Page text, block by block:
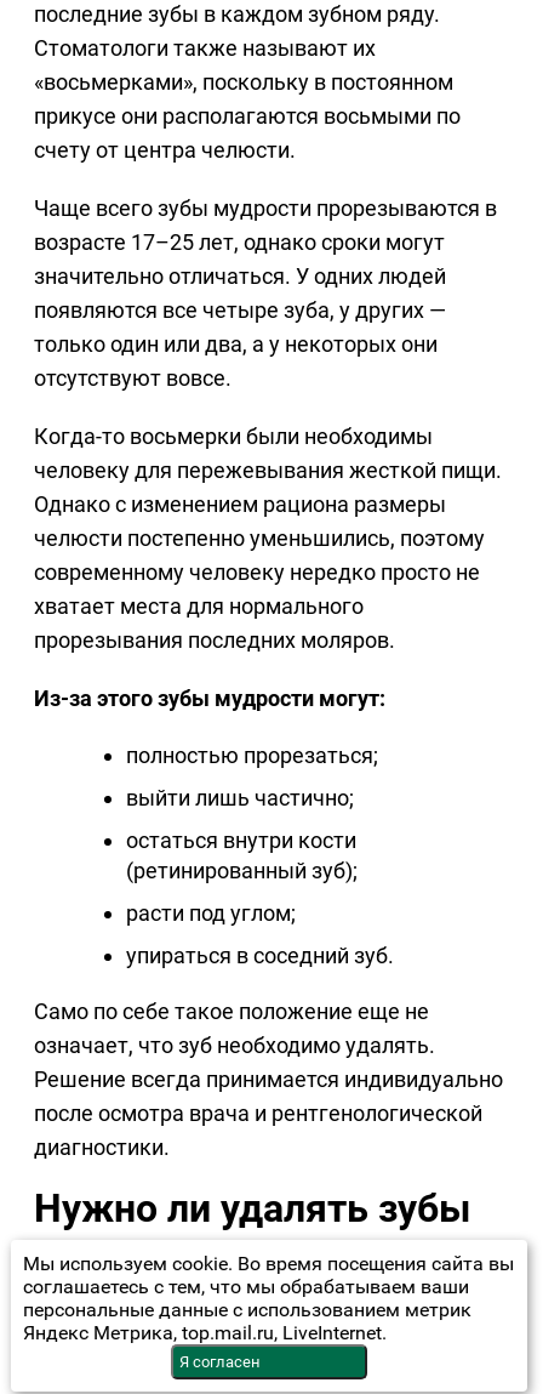
последние зубы в каждом зубном ряду.
Стоматологи также называют их
«восьмерками», поскольку в постоянном
прикусе они располагаются восьмыми по
счету от центра челюсти.
Чаще всего зубы мудрости прорезываются в
возрасте 17–25 лет, однако сроки могут
значительно отличаться. У одних людей
появляются все четыре зуба, у других —
только один или два, а у некоторых они
отсутствуют вовсе.
Когда-то восьмерки были необходимы
человеку для пережевывания жесткой пищи.
Однако с изменением рациона размеры
челюсти постепенно уменьшились, поэтому
современному человеку нередко просто не
хватает места для нормального
прорезывания последних моляров.
Из-за этого зубы мудрости могут:
полностью прорезаться;
выйти лишь частично;
остаться внутри кости
(ретинированный зуб);
расти под углом;
упираться в соседний зуб.
Само по себе такое положение еще не
означает, что зуб необходимо удалять.
Решение всегда принимается индивидуально
после осмотра врача и рентгенологической
диагностики.
Нужно ли удалять зубы
мудрости
Самый распространенный миф — что все
зубы мудрости необходимо удалять сразу
после их появления. На самом деле это не
Мы используем cookie. Во время посещения сайта вы
соглашаетесь с тем, что мы обрабатываем ваши
персональные данные с использованием метрик
Яндекс Метрика, top.mail.ru, LiveInternet.
Я согласен